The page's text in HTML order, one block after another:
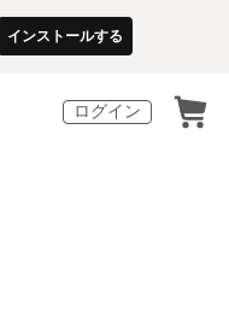
インストールする
ログイン